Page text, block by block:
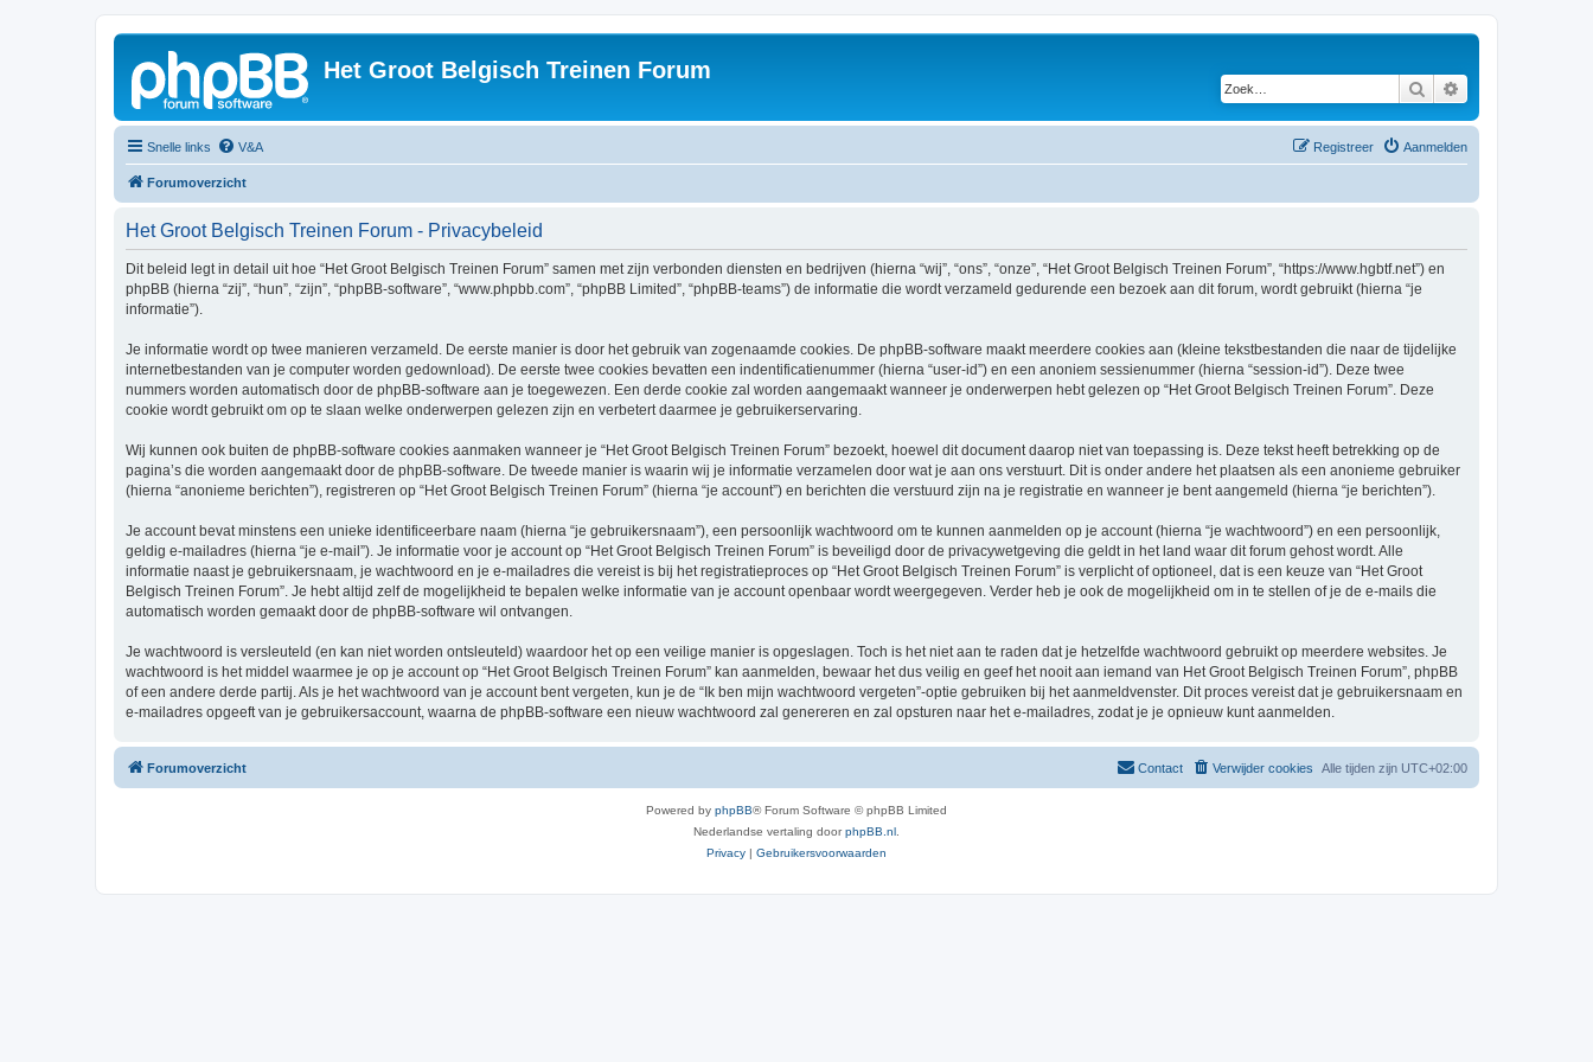
Het Groot Belgisch Treinen Forum
Zoek
Snelle links V&A Aanmelden
Registreer
Forumoverzicht
Het Groot Belgisch Treinen Forum - Privacybeleid
Dit beleid legt in detail uit hoe “Het Groot Belgisch Treinen Forum” samen met zijn verbonden diensten en bedrijven (hierna “wij”, “ons”, “onze”, “Het Groot Belgisch Treinen Forum”, “https://www.hgbtf.net”) en
phpBB (hierna “zij”, “hun”, “zijn”, “phpBB-software”, “www.phpbb.com”, “phpBB Limited”, “phpBB-teams”) de informatie die wordt verzameld gedurende een bezoek aan dit forum, wordt gebruikt (hierna “je
informatie”).
Je informatie wordt op twee manieren verzameld. De eerste manier is door het gebruik van zogenaamde cookies. De phpBB-software maakt meerdere cookies aan (kleine tekstbestanden die naar de tijdelijke
internetbestanden van je computer worden gedownload). De eerste twee cookies bevatten een indentificatienummer (hierna “user-id”) en een anoniem sessienummer (hierna “session-id”). Deze twee
nummers worden automatisch door de phpBB-software aan je toegewezen. Een derde cookie zal worden aangemaakt wanneer je onderwerpen hebt gelezen op “Het Groot Belgisch Treinen Forum”. Deze
cookie wordt gebruikt om op te slaan welke onderwerpen gelezen zijn en verbetert daarmee je gebruikerservaring.
Wij kunnen ook buiten de phpBB-software cookies aanmaken wanneer je “Het Groot Belgisch Treinen Forum” bezoekt, hoewel dit document daarop niet van toepassing is. Deze tekst heeft betrekking op de
pagina’s die worden aangemaakt door de phpBB-software. De tweede manier is waarin wij je informatie verzamelen door wat je aan ons verstuurt. Dit is onder andere het plaatsen als een anonieme gebruiker
(hierna “anonieme berichten”), registreren op “Het Groot Belgisch Treinen Forum” (hierna “je account”) en berichten die verstuurd zijn na je registratie en wanneer je bent aangemeld (hierna “je berichten”).
Je account bevat minstens een unieke identificeerbare naam (hierna “je gebruikersnaam”), een persoonlijk wachtwoord om te kunnen aanmelden op je account (hierna “je wachtwoord”) en een persoonlijk,
geldig e-mailadres (hierna “je e-mail”). Je informatie voor je account op “Het Groot Belgisch Treinen Forum” is beveiligd door de privacywetgeving die geldt in het land waar dit forum gehost wordt. Alle
informatie naast je gebruikersnaam, je wachtwoord en je e-mailadres die vereist is bij het registratieproces op “Het Groot Belgisch Treinen Forum” is verplicht of optioneel, dat is een keuze van “Het Groot
Belgisch Treinen Forum”. Je hebt altijd zelf de mogelijkheid te bepalen welke informatie van je account openbaar wordt weergegeven. Verder heb je ook de mogelijkheid om in te stellen of je de e-mails die
automatisch worden gemaakt door de phpBB-software wil ontvangen.
Je wachtwoord is versleuteld (en kan niet worden ontsleuteld) waardoor het op een veilige manier is opgeslagen. Toch is het niet aan te raden dat je hetzelfde wachtwoord gebruikt op meerdere websites. Je
wachtwoord is het middel waarmee je op je account op “Het Groot Belgisch Treinen Forum” kan aanmelden, bewaar het dus veilig en geef het nooit aan iemand van Het Groot Belgisch Treinen Forum”, phpBB
of een andere derde partij. Als je het wachtwoord van je account bent vergeten, kun je de “Ik ben mijn wachtwoord vergeten”-optie gebruiken bij het aanmeldvenster. Dit proces vereist dat je gebruikersnaam en
e-mailadres opgeeft van je gebruikersaccount, waarna de phpBB-software een nieuw wachtwoord zal genereren en zal opsturen naar het e-mailadres, zodat je je opnieuw kunt aanmelden.
Forumoverzicht Alle tijden zijn UTC+02:00
Verwijder cookies
Contact
Powered by phpBB® Forum Software © phpBB Limited
Nederlandse vertaling doorphpBB.nl
Privacy | Gebruikersvoorwaarden